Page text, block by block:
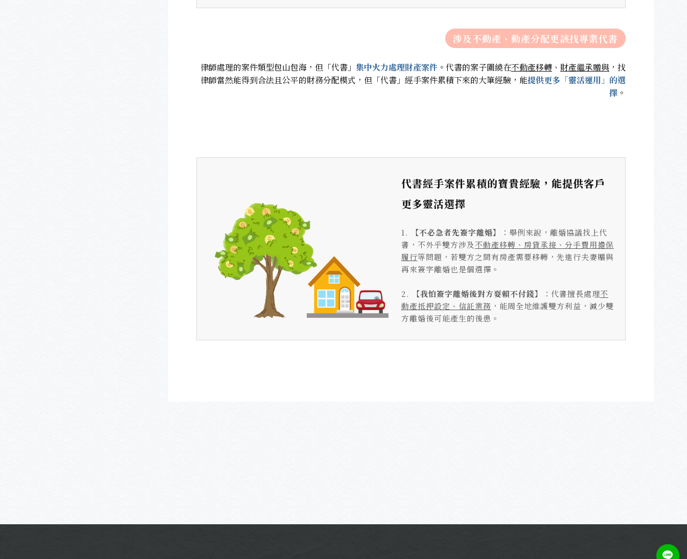
涉及不動產、動產分配更該找專業代書
律師處理的案件類型包山包海，但「代書」 集中火力處理財產案件 。代書的案子圍繞在不動產移轉 、 財產繼承贈與 ，找
律師當然能得到合法且公平的財務分配模式，但「代書」經手案件累積下來的大筆經驗，能提供更多「靈活運用」的選
擇 。
代書經手案件累積的寶貴經驗，能提供客戶
更多靈活選擇
1. 【不必急者先簽字離婚】
：舉例來說，離婚協議找上代
書，不外乎雙方涉及不動產移轉、房貸承接、分手費用擔保
履行等問題，若雙方之間有房產需要移轉，先進行夫妻贈與
再來簽字離婚也是個選擇。
2. 【我怕簽字離婚後對方耍賴不付錢】 ：代書擅長處理不
動產抵押設定、信託業務 ，能周全地維護雙方利益，減少雙
方離婚後可能產生的後患。